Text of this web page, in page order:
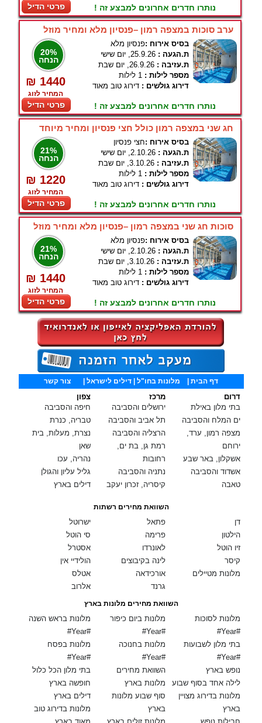
פרטי הדיל נותרו חדרים אחרונים למבצע זה !
ערב סוכות במצפה רמון –פנסיון מלא ומחיר מוזל
20%
הנחה
₪ 1440
המחיר לזוג
פרטי הדיל
בסיס אירוח :פנסיון מלא
ת.הגעה : 25.9.26, יום שישי
ת.עזיבה : 26.9.26, יום שבת
מספר לילות : 1 לילות
דירוג גולשים : דירוג טוב מאוד
נותרו חדרים אחרונים למבצע זה !
חג שני במצפה רמון כולל חצי פנסיון ומחיר מיוחד
21%
הנחה
₪ 1220
המחיר לזוג
פרטי הדיל
בסיס אירוח :חצי פנסיון
ת.הגעה : 2.10.26, יום שישי
ת.עזיבה : 3.10.26, יום שבת
מספר לילות : 1 לילות
דירוג גולשים : דירוג טוב מאוד
נותרו חדרים אחרונים למבצע זה !
סוכות חג שני במצפה רמון –פנסיון מלא ומחיר מוזל
21%
הנחה
₪ 1440
המחיר לזוג
פרטי הדיל
בסיס אירוח :פנסיון מלא
ת.הגעה : 2.10.26, יום שישי
ת.עזיבה : 3.10.26, יום שבת
מספר לילות : 1 לילות
דירוג גולשים : דירוג טוב מאוד
נותרו חדרים אחרונים למבצע זה !
דף הבית מלונות בחו"ל | דילים לישראל | צור קשר
צפון
חיפה והסביבה
טבריה, כנרת
נצרת, מעלות, בית
שאן
נהריה, עכו
גליל עליון והגולן
דילים בארץ
מרכז
ירושלים והסביבה
תל אביב והסביבה
הרצליה והסביבה
רמת גן, בת ים,
רחובות
נתניה והסביבה
קיסריה, זכרון יעקב
דרום
בתי מלון באילת
ים המלח והסביבה
מצפה רמון, ערד,
ירוחם
אשקלון, באר שבע
אשדוד והסביבה
טאבה
השוואת מחירים רשתות
ישרוטל
סי הוטל
אסטרל
הולידיי אין
אטלס
אלרוב
פתאל
פרימה
לאונרדו
לינה בקיבוצים
אורכידאה
גרנד
דן
הילטון
זיו הוטל
קיסר
מלונות מטיילים
השוואת מחירים מלונות בארץ
מלונות בראש השנה
#Year#
מלונות בפסח
#Year#
בתי מלון הכל כלול
חופשה בארץ
דילים בארץ
מלונות בדירוג טוב
מלונות ביום כיפור
#Year#
מלונות בחנוכה
#Year#
השוואת מחירים
מלונות בארץ
סוף שבוע מלונות
בארץ
מלונות לסוכות
#Year#
בתי מלון לשבועות
#Year#
נופש בארץ
לילה אחד בסוף שבוע
מלונות בדירוג מצויין
בארץ